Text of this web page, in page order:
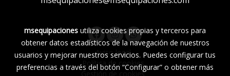
Aviso legal
Política de cookies
Gestión de cookies
msequipaciones utiliza cookies propias y terceros para
obtener datos estadísticos de la navegación de nuestros
usuarios y mejorar nuestros servicios. Puedes configurar tus
preferencias a través del botón “Configurar” o obtener más